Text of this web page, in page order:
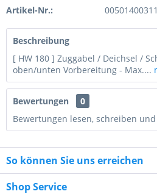
Artikel-Nr.:
Beschreibung
[ HW 180 ] Zuggabel / Deichsel /
oben/unten Vorbereitung - Max....
Bewertungen
0
Bewertungen lesen, schreiben
So können Sie uns erreichen
Shop Service